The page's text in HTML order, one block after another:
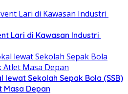
Lari di Kawasan Industri
lewat Sekolah Sepak Bola (SSB)
Masa Depan